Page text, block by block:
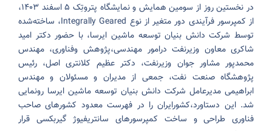
در نخستین روز از سومین همایش و نمایشگاه پتروتِک ۵ اسفند ۱۴۰۳،
از کمپرسور فرآیندی دور متغیر از نوع Integrally Geared، ساخته‌شده
توسط شرکت دانش بنیان توسعه ماشین ایرسا، با حضور دکتر امید
شاکری معاون وزیرنفت درامور مهندسی،پژوهش وفناوری، مهندس
محمدپور مشاور جوان وزیرنفت، دکتر عظیم کلانتری اصل، رئیس
پژوهشگاه صنعت نفت، جمعی از مدیران و مسئولان و مهندس
ابراهیمی مدیرعامل شرکت دانش بنیان توسعه ماشین ایرسا رونمایی
شد. این دستاورد،کشورایران را در فهرست معدود کشورهای صاحب
فناوری طراحی و ساخت کمپرسورهای سانتریفیوژ گیربکسی قرار